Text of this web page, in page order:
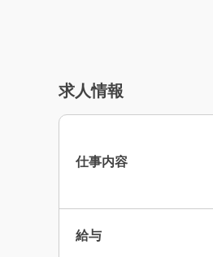
求人情報
仕事内容
給与